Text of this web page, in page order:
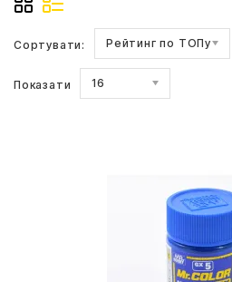
Сортувати: Рейтинг по ТОПу
Показати 16